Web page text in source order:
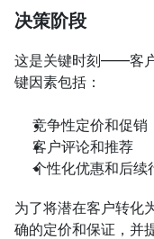
决策阶段
这是关键时刻——客
键因素包括：
竞争性定价和促销
客户评论和推荐
个性化优惠和后续
为了将潜在客户转化
确的定价和保证，并